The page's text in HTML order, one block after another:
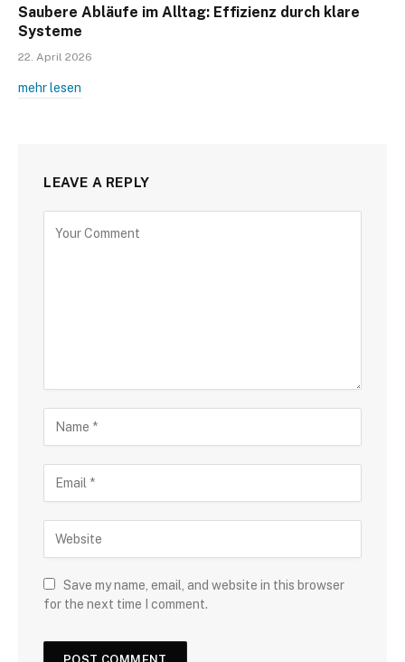
Saubere Abläufe im Alltag: Effizienz durch klare
Systeme
22. April 2026
mehr lesen
LEAVE A REPLY
Save my name, email, and website in this browser
for the next time I comment.